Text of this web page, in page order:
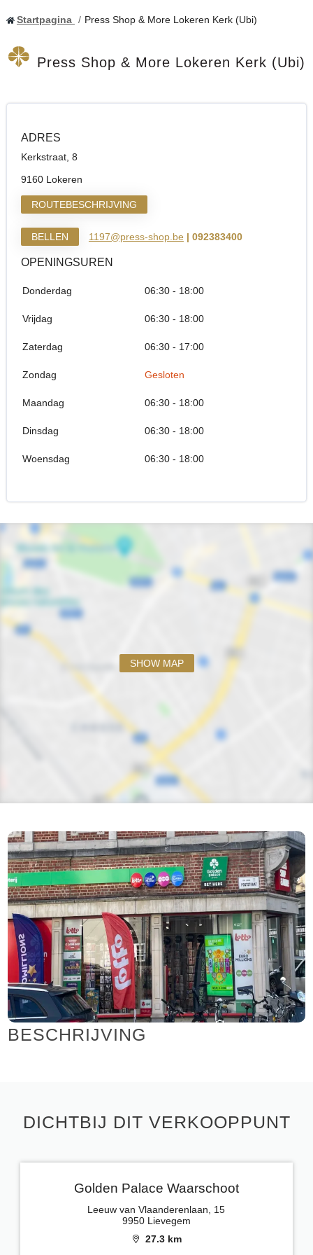
Startpagina Press Shop & More Lokeren Kerk (Ubi)
Press Shop & More Lokeren Kerk (Ubi)
ADRES
Kerkstraat, 8
9160 Lokeren
ROUTEBESCHRIJVING
BELLEN 1197@press-shop.be | 092383400
OPENINGSUREN
Donderdag 06:30 - 18:00
Vrijdag 06:30 - 18:00
Zaterdag 06:30 - 17:00
Zondag Gesloten
Maandag 06:30 - 18:00
Dinsdag 06:30 - 18:00
Woensdag 06:30 - 18:00
SHOW MAP
BESCHRIJVING
DICHTBIJ DIT VERKOOPPUNT
Golden Palace Waarschoot
Leeuw van Vlaanderenlaan, 15
9950 Lievegem
27.3 km